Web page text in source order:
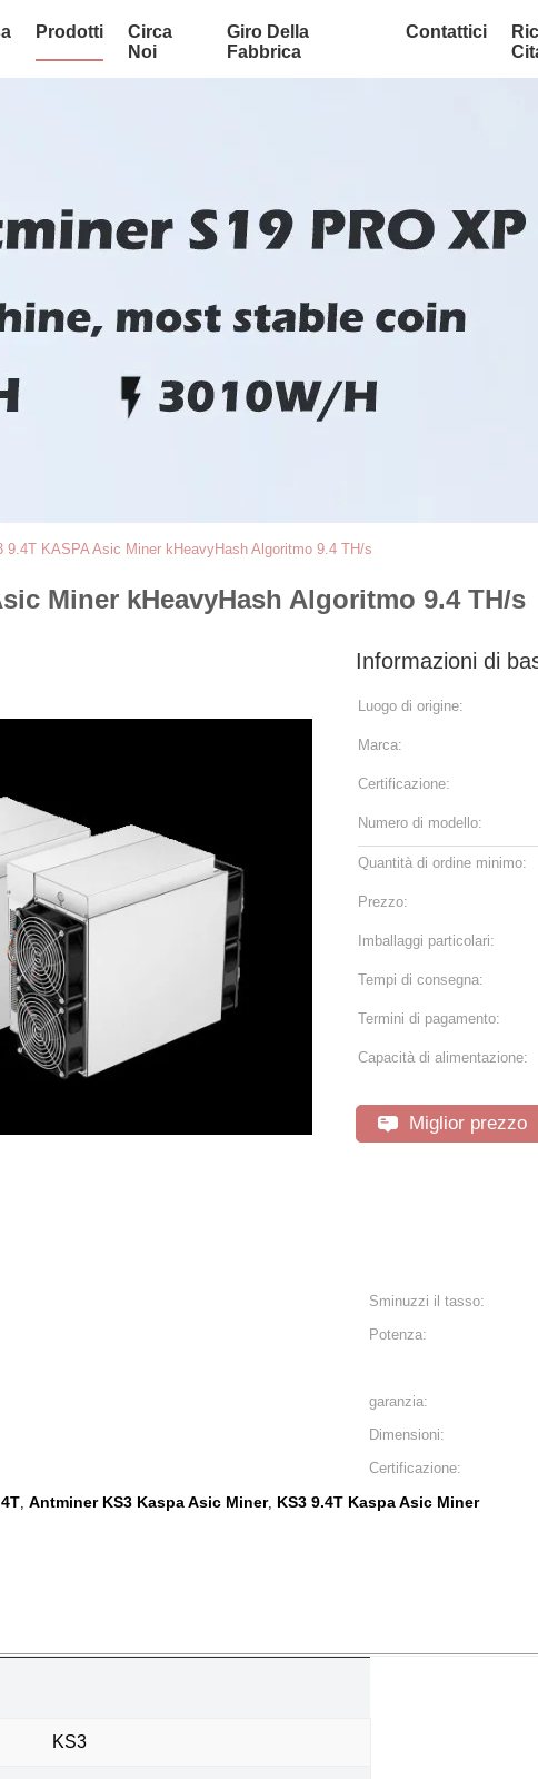
Prodotti
Circa
Noi
Giro Della
Fabbrica
Contattici
9.4T KASPA Asic Miner kHeavyHash Algoritmo 9.4 TH/s
Miner kHeavyHash Algoritmo 9.4 TH/s
Informazioni di
Luogo di origine:
Marca:
Certificazione:
Numero di modello:
Quantità di ordine minimo:
Prezzo:
Imballaggi particolari:
Tempi di consegna:
Termini di pagamento:
Capacità di alimentazione:
Miglior prezzo
Sminuzzi il tasso:
Potenza:
garanzia:
Dimensioni:
Certificazione:
, Antminer KS3 Kaspa Asic Miner, KS3 9.4T Kaspa Asic Miner
KS3